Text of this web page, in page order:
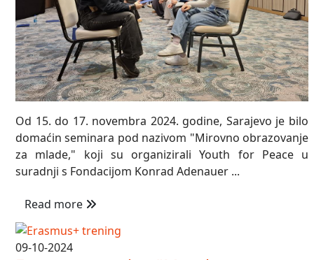
Od 15. do 17. novembra 2024. godine, Sarajevo je bilo
domaćin seminara pod nazivom "Mirovno obrazovanje
za mlade," koji su organizirali Youth for Peace u
suradnji s Fondacijom Konrad Adenauer ...
Read more
09-10-2024